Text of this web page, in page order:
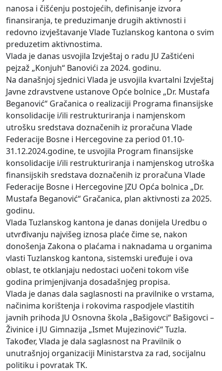
nanosa i čišćenju postojećih, definisanje izvora
finansiranja, te preduzimanje drugih aktivnosti i
redovno izvještavanje Vlade Tuzlanskog kantona o svim
preduzetim aktivnostima.
Vlada je danas usvojila Izvještaj o radu JU Zaštićeni
pejzaž „Konjuh“ Banovići za 2024. godinu.
Na današnjoj sjednici Vlada je usvojila kvartalni Izvještaj
Javne zdravstvene ustanove Opće bolnice „Dr. Mustafa
Beganović“ Gračanica o realizaciji Programa finansijske
konsolidacije i/ili restrukturiranja i namjenskom
utrošku sredstava doznačenih iz proračuna Vlade
Federacije Bosne i Hercegovine za period 01.10-
31.12.2024.godine, te usvojila Program finansijske
konsolidacije i/ili restrukturiranja i namjenskog utroška
finansijskih sredstava doznačenih iz proračuna Vlade
Federacije Bosne i Hercegovine JZU Opća bolnica „Dr.
Mustafa Beganović“ Gračanica, plan aktivnosti za 2025.
godinu.
Vlada Tuzlanskog kantona je danas donijela Uredbu o
utvrđivanju najvišeg iznosa plaće čime se, nakon
donošenja Zakona o plaćama i naknadama u organima
vlasti Tuzlanskog kantona, sistemski uređuje i ova
oblast, te otklanjaju nedostaci uočeni tokom više
godina primjenjivanja dosadašnjeg propisa.
Vlada je danas dala saglasnosti na pravilnike o vrstama,
načinima korištenja i rokovima raspodjele vlastitih
javnih prihoda JU Osnovna škola „Bašigovci“ Bašigovci –
Živinice i JU Gimnazija „Ismet Mujezinović“ Tuzla.
Također, Vlada je dala saglasnost na Pravilnik o
unutrašnjoj organizaciji Ministarstva za rad, socijalnu
politiku i povratak TK.